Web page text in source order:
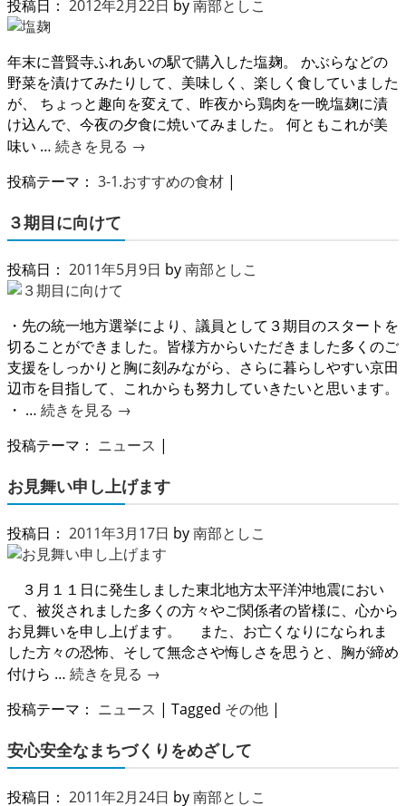
投稿日： 2012年2月22日 by南部としこ
年末に普賢寺ふれあいの駅で購入した塩麹。 かぶらなどの
野菜を漬けてみたりして、美味しく、楽しく食していました
が、 ちょっと趣向を変えて、昨夜から鶏肉を一晩塩麹に漬
け込んで、今夜の夕食に焼いてみました。 何ともこれが美
味い … 続きを見る →
投稿テーマ： 3-1.おすすめの食材 |
３期目に向けて
投稿日： 2011年5月9日 by南部としこ
・先の統一地方選挙により、議員として３期目のスタートを
切ることができました。皆様方からいただきました多くのご
支援をしっかりと胸に刻みながら、さらに暮らしやすい京田
辺市を目指して、これからも努力していきたいと思います。
・ … 続きを見る →
投稿テーマ： ニュース |
お見舞い申し上げます
投稿日： 2011年3月17日 by南部としこ
３月１１日に発生しました東北地方太平洋沖地震におい
て、被災されました多くの方々やご関係者の皆様に、心から
お見舞いを申し上げます。 また、お亡くなりになられま
した方々の恐怖、そして無念さや悔しさを思うと、胸が締め
付けら … 続きを見る →
投稿テーマ： ニュース | Tagged その他 |
安心安全なまちづくりをめざして
投稿日： 2011年2月24日 by南部としこ